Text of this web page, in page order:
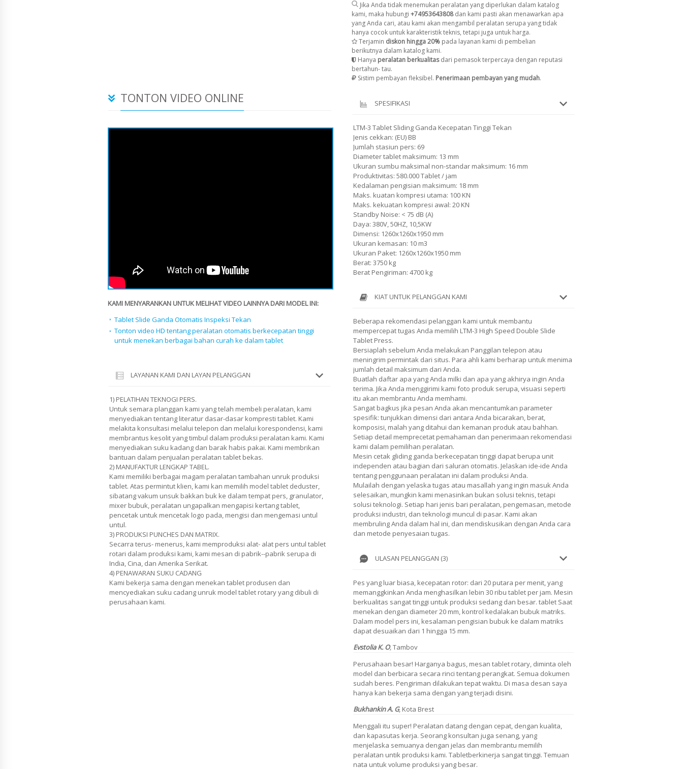
Jika Anda tidak menemukan peralatan yang diperlukan dalam katalog
kami, maka hubungi +74953643808dan kami pasti akan menawarkan apa
yang Anda cari, atau kami akan mengambil peralatan serupa yang tidak
hanya cocok untuk karakteristik teknis, tetapi juga untuk harga.
Terjamin diskon hingga 20% pada layanan kami di pembelian
berikutnya dalam katalog kami.
Hanya peralatan berkualitasdari pemasok terpercaya dengan reputasi
bertahun- tau.
Sistim pembayan fleksibel. Penerimaan pembayan yang mudah.
TONTON VIDEO ONLINE
KAMI MENYARANKAN UNTUK MELIHAT VIDEO LAINNYA DARI MODEL INI:
Tablet Slide Ganda Otomatis Inspeksi Tekan
Tonton video HD tentang peralatan otomatis berkecepatan tinggi
untuk menekan berbagai bahan curah ke dalam tablet
LAYANAN KAMI DAN LAYAN PELANGGAN
1) PELATIHAN TEKNOGI PERS.
Untuk semara planggan kami yang telah membeli peralatan, kami
menyediakan tentang literatur dasar-dasar kompresti tablet. Kami
melakita konsultasi melalui telepon dan melalui korespondensi, kami
membrantus kesolit yang timbul dalam produksi peralatan kami. Kami
menyediakan suku kadang dan barak habis pakai. Kami membrikan
bantuan dalam penjualan peralatan tablet bekas.
2) MANUFAKTUR LENGKAP TABEL.
Kami memiliki berbagai magam peralatan tambahan unruk produksi
tablet. Atas permintut klien, kami kan memilih model tablet deduster,
sibatang vakum unsuk bakkan buk ke dalam tempat pers, granulator,
mixer bubuk, peralatan ungapalkan mengapisi kertang tablet,
pencetak untuk mencetak logo pada, mengisi dan mengemasi untul
untul.
3) PRODUKSI PUNCHES DAN MATRIX.
Secarra terus- menerus, kami memproduksi alat- alat pers untul tablet
rotari dalam produksi kami, kami mesan di pabrik--pabrik serupa di
India, Cina, dan Amerika Serikat.
4) PENAWARAN SUKU CADANG
Kami bekerja sama dengan menekan tablet produsen dan
mencyediakan suku cadang unruk model tablet rotary yang dibuli di
perusahaan kami.
SPESIFIKASI
LTM-3 Tablet Sliding Ganda Kecepatan Tinggi Tekan
Jenis cekkan: (EU) BB
Jumlah stasiun pers: 69
Diameter tablet maksimum: 13 mm
Ukuran sumbu maksimal non-standar maksimum: 16 mm
Produktivitas: 580.000 Tablet / jam
Kedalaman pengisian maksimum: 18 mm
Maks. kuatan kompresi utama: 100 KN
Maks. kekuatan kompresi awal: 20 KN
Standby Noise: < 75 dB (A)
Daya: 380V, 50HZ, 10,5KW
Dimensi: 1260x1260x1950 mm
Ukuran kemasan: 10 m3
Ukuran Paket: 1260x1260x1950 mm
Berat: 3750 kg
Berat Pengiriman: 4700 kg
KIAT UNTUK PELANGGAN KAMI
Beberapa rekomendasi pelanggan kami untuk membantu
mempercepat tugas Anda memilih LTM-3 High Speed ​​Double Slide
Tablet Press.
Bersiaplah sebelum Anda melakukan Panggilan telepon atau
meningrim permintak dari situs. Para ahli kami berharap untuk menima
jumlah detail maksimum dari Anda.
Buatlah daftar apa yang Anda milki dan apa yang akhirya ingin Anda
terima. Jika Anda menggirimi kami foto produk serupa, visuasi seperti
itu akan membrantu Anda memhami.
Sangat bagkus jika pesan Anda akan mencantumkan parameter
spesifik: tunjukkan dimensi dari antara Anda bicarakan, berat,
komposisi, malah yang ditahui dan kemanan produk atau bahhan.
Setiap detail memprecetat pemahaman dan penerimaan rekomendasi
kami dalam pemilihan peralatan.
Mesin cetak gliding ganda berkecepatan tinggi dapat berupa unit
independen atau bagian dari saluran otomatis. Jelaskan ide-ide Anda
tentang penggunaan peralatan ini dalam produksi Anda.
Mulailah dengan yelaska tugas atau masallah yang ingin masuk Anda
selesaikan, mungkin kami menasinkan bukan solusi teknis, tetapi
solusi teknologi. Setiap hari jenis bari peralatan, pengemasan, metode
produksi industri, dan teknologi muncul di pasar. Kami akan
membruling Anda dalam hal ini, dan mendiskusikan dengan Anda cara
dan metode penyesaian tugas.
ULASAN PELANGGAN (3)
Pes yang luar biasa, kecepatan rotor: dari 20 putara per menit, yang
memanggkinkan Anda menghasilkan lebin 30 ribu tablet per jam. Mesin
berkualitas sangat tinggi untuk produksi sedang dan besar. tablet Saat
menekan dengan diameter 20 mm, kontrol kedalakan bubuk matriks.
Dalam model pers ini, kesalaman pengisian bubuk ke dalam matriks
dapat desuaikan dari 1 hingga 15 mm.
Evstolia K. O,Tambov
Perusahaan besar! Harganya bagus, mesan tablet rotary, diminta oleh
model dan berbicara secara rinci tentang perangkat. Semua dokumen
sudah beres. Pengiriman dilakukan tepat waktu. Di masa desan saya
hanya kan bekerja sama dengan yang terjadi disini.
Bukhankin A. G, Kota Brest
Menggali itu super! Peralatan datang dengan cepat, dengan kualita,
dan kapasutas kerja. Seorang konsultan juga senang, yang
menjelaska semuanya dengan jelas dan membrantu memilih
peralatan untik produksi kami. Tabletberkinerja sangat tinggi. Temuan
nata untuk volume produksi yang besar.